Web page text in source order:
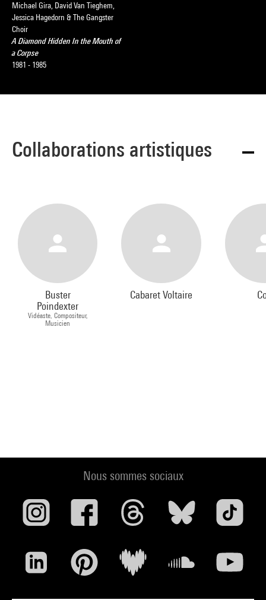
Michael Gira, David Van Tieghem,
Jessica Hagedorn & The Gangster
Choir
A Diamond Hidden In the Mouth of
a Corpse
1981 - 1985
Collaborations artistiques
Buster
Poindexter
Vidéaste, Compositeur,
Musicien
Cabaret Voltaire
Nous sommes sociaux